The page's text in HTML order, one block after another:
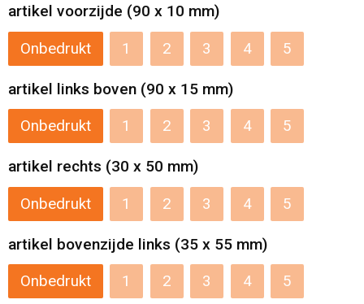
Levensmiddelen
Strandtassen
Tablettassen
Trolleys
Waterbestendige tassen
Fietstassen
artikel voorzijde (90 x 10 mm)
Onbedrukt 1 2 3 4 5
artikel links boven (90 x 15 mm)
Onbedrukt 1 2 3 4 5
artikel rechts (30 x 50 mm)
Onbedrukt 1 2 3 4 5
artikel bovenzijde links (35 x 55 mm)
Onbedrukt 1 2 3 4 5